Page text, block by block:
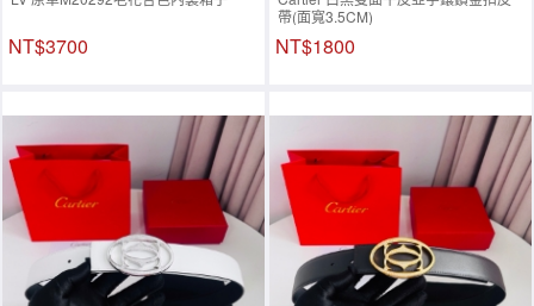
NT$3700
帶(面寬3.5CM)
NT$1800